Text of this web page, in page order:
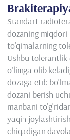
Standart
dozaning
to'qimalarning
Ushbu
o'limga olib
dozaga etib
dozani berish
manbani
yaqin
chiqadigan